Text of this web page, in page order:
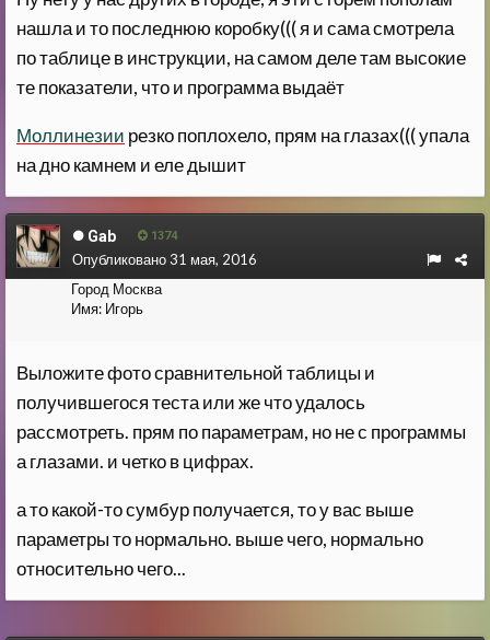
нашла и то последнюю коробку((( я и сама смотрела
по таблице в инструкции, на самом деле там высокие
те показатели, что и программа выдаёт
Моллинезии резко поплохело, прям на глазах((( упала
на дно камнем и еле дышит
Gab 1374
Город Москва
Имя: Игорь
Опубликовано31 мая, 2016
Выложите фото сравнительной таблицы и
получившегося теста или же что удалось
рассмотреть. прям по параметрам, но не с программы
а глазами. и четко в цифрах.
а то какой-то сумбур получается, то у вас выше
параметры то нормально. выше чего, нормально
относительно чего...